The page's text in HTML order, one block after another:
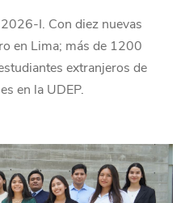
I. Con diez nuevas
en Lima; más de 1200
extranjeros de
en la UDEP.